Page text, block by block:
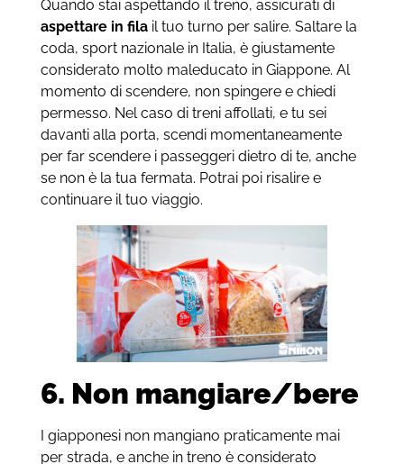
Quando stai aspettando il treno, assicurati di
aspettare in filail tuo turno per salire. Saltare la
coda, sport nazionale in Italia, è giustamente
considerato molto maleducato in Giappone. Al
momento di scendere, non spingere e chiedi
permesso. Nel caso di treni affollati, e tu sei
davanti alla porta, scendi momentaneamente
per far scendere i passeggeri dietro di te, anche
se non è la tua fermata. Potrai poi risalire e
continuare il tuo viaggio.
6. Non mangiare/bere
I giapponesi non mangiano praticamente mai
per strada, e anche in treno è considerato